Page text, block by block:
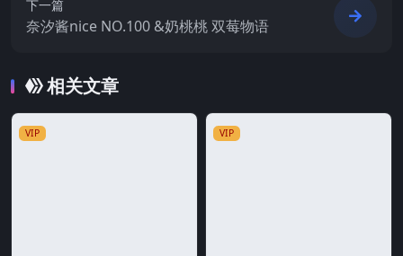
下一篇
奈汐酱nice NO.100 &奶桃桃 双莓物语
相关文章
VIP VIP